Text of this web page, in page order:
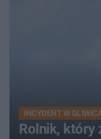
INCYDENT W
Rolnik, który